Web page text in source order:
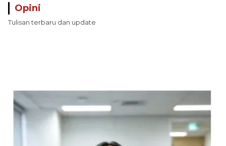
Opini
Tulisan terbaru dan update